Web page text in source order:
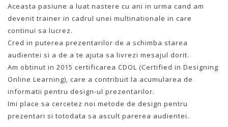
Aceasta pasiune a luat nastere cu ani in urma cand am
devenit trainer in cadrul unei multinationale in care
continui sa lucrez.
Cred in puterea prezentarilor de a schimba starea
audientei si a de a te ajuta sa livrezi mesajul dorit.
Am obtinut in 2015 certificarea CDOL (Certified in Designing
Online Learning), care a contribuit la acumularea de
informatii pentru design-ul prezentarilor.
Imi place sa cercetez noi metode de design pentru
prezentari si totodata sa ascult parerea audientei.